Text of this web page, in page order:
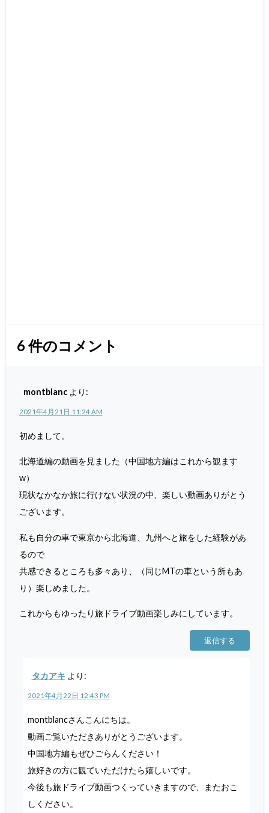
6件のコメント
montblanc より:
2021年4月21日 11:24 AM
初めまして。
北海道編の動画を見ました（中国地方編はこれから観ます
w）
現状なかなか旅に行けない状況の中、楽しい動画ありがとう
ございます。
私も自分の車で東京から北海道、九州へと旅をした経験があ
るので
共感できるところも多々あり、（同じMTの車という所もあ
り）楽しめました。
これからもゆったり旅ドライブ動画楽しみにしています。
返信する
タカアキ より:
2021年4月22日 12:43 PM
montblancさんこんにちは。
動画ご覧いただきありがとうございます。
中国地方編もぜひごらんください！
旅好きの方に観ていただけたら嬉しいです。
今後も旅ドライブ動画つくっていきますので、またおこ
しください。